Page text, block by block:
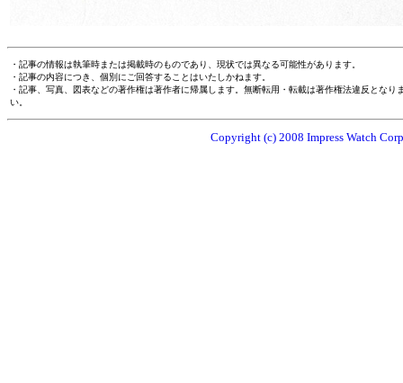
・記事の情報は執筆時または掲載時のものであり、現状では異なる可能性があります。
・記事の内容につき、個別にご回答することはいたしかねます。
・記事、写真、図表などの著作権は著作者に帰属します。無断転用・転載は著作権法違反とな
い。
Copyright (c) 2008 Impress Watch